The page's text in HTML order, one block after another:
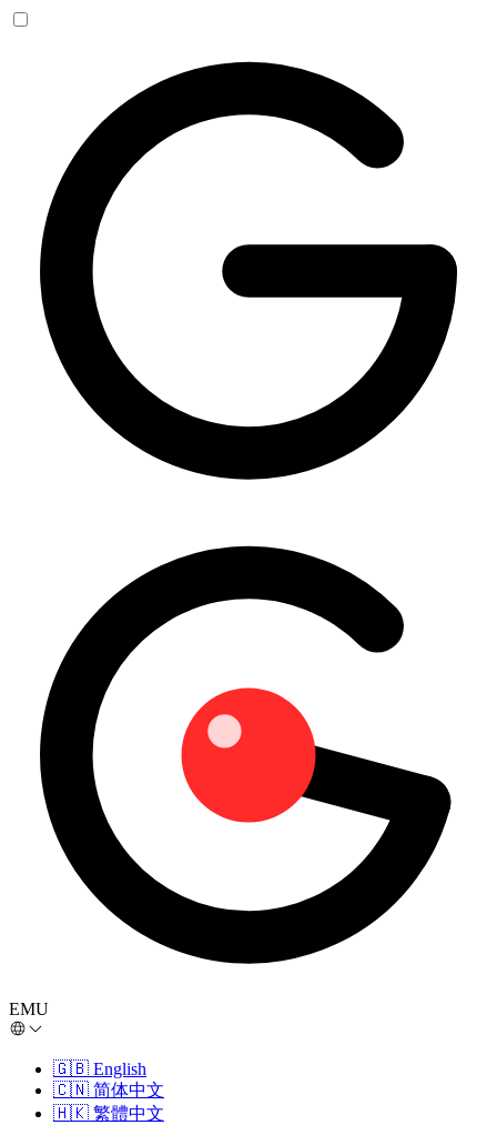
EMU
🇬🇧 English
🇨🇳 简体中文
🇭🇰 繁體中文